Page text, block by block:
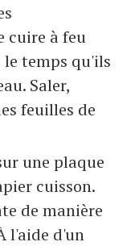
cuire à feu
temps qu'ils
Saler,
feuilles de
une plaque
cuisson.
de manière
l'aide d'un